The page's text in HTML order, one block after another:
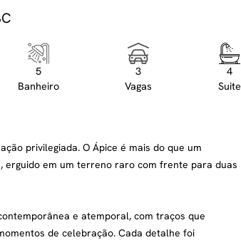
5
Banheiro
3
Vagas
4
Suite
privilegiada. O Ápice é mais do que um
erguido em um terreno raro com frente para duas
e atemporal, com traços que
de celebração. Cada detalhe foi